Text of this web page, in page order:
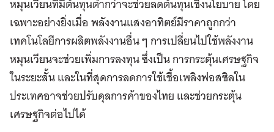
หมุนเวียนที่มีต้นทุนต่ำกว่าจะช่วยลดต้นทุนเชิงนโยบาย โดย
เฉพาะอย่างยิ่งเมื่อ พลังงานแสงอาทิตย์มีราคาถูกกว่า
เทคโนโลยีการผลิตพลังงานอื่น ๆ การเปลี่ยนไปใช้พลังงาน
หมุนเวียนจะช่วยเพิ่มการลงทุน ซึ่งเป็น การกระตุ้นเศรษฐกิจ
ในระยะสั้น และในที่สุดการลดการใช้เชื้อเพลิงฟอสซิลใน
ประเทศอาจช่วยปรับดุลการค้าของไทย และช่วยกระตุ้น
เศรษฐกิจต่อไปได้